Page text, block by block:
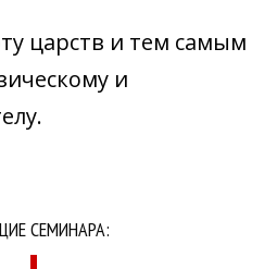
царств и тем самым
и
СЕМИНАРА: